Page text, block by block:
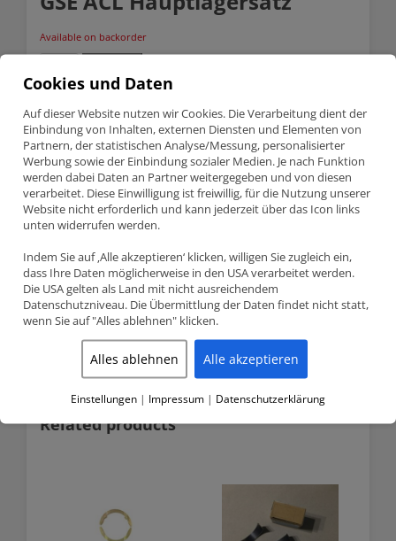
Available on backorder
Subaru
FA20
Toyota
4U-
GSE
ACL
Hauptlagersatz
quantity
SKU:
5M8312H
Categories:ACL Lager,Lagerschalen,Subaru
Description
Description
SUBARU BRZ FA20 / TOYOTA 4U-GSE ACL
HAUPTLAGERSATZ
Teilenummer 5M8312H
ACL Race Series Hauptlagersatz
Subaru BRZ / Toyota – 2.0 (FA20 / 4U-GSE)
Related products
Cookies und Daten
Auf dieser Website nutzen wir Cookies. Die Verarbeitung dient der
Einbindung von Inhalten, externen Diensten und Elementen von
Partnern, der statistischen Analyse/Messung, personalisierter
Werbung sowie der Einbindung sozialer Medien. Je nach Funktion
werden dabei Daten an Partner weitergegeben und von diesen
verarbeitet. Diese Einwilligung ist freiwillig, für die Nutzung unserer
Website nicht erforderlich und kann jederzeit über das Icon links
unten widerrufen werden.
Indem Sie auf ‚Alle akzeptieren‘ klicken, willigen Sie zugleich ein,
dass Ihre Daten möglicherweise in den USA verarbeitet werden.
Die USA gelten als Land mit nicht ausreichendem
Datenschutzniveau. Die Übermittlung der Daten findet nicht statt,
wenn Sie auf "Alles ablehnen" klicken.
Alles ablehnen Alle akzeptieren
Einstellungen | Impressum | Datenschutzerklärung